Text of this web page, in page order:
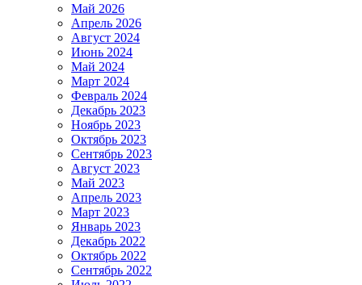
Май 2026
Апрель 2026
Август 2024
Июнь 2024
Май 2024
Март 2024
Февраль 2024
Декабрь 2023
Ноябрь 2023
Октябрь 2023
Сентябрь 2023
Август 2023
Май 2023
Апрель 2023
Март 2023
Январь 2023
Декабрь 2022
Октябрь 2022
Сентябрь 2022